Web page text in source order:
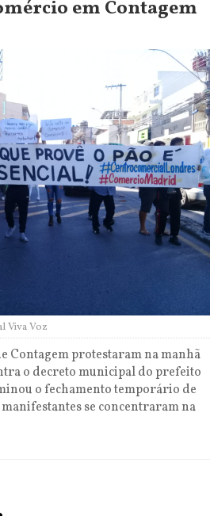
em Contagem
Viva Voz
Contagem protestaram na manhã
o decreto municipal do prefeito
o fechamento temporário de
manifestantes se concentraram na